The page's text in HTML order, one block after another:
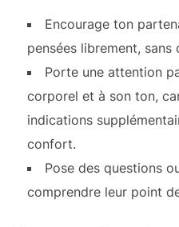
Encourage ton
pensées librement, sans
Porte une attention
corporel et à son ton,
indications
confort.
Pose des questions
comprendre leur point